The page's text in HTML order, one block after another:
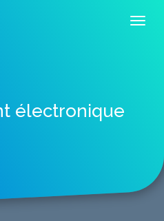
électronique